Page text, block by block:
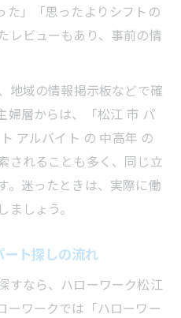
た」「思ったよりシフトの
レビューもあり、事前の情
地域の情報掲示板などで確
婦層からは、「松江 市 パ
アルバイト の 中高年 の
されることも多く、同じ立
。迷ったときは、実際に働
しょう。
ト探しの流れ
すなら、ハローワーク松江
ーワークでは「ハローワー